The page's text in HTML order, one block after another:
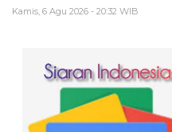
Kamis, 6 Agu 2026 - 20:32 WIB